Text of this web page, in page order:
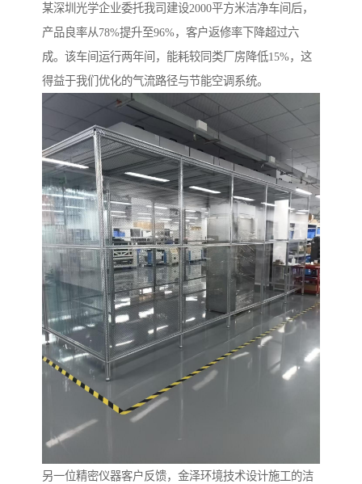
某深圳光学企业委托我司建设2000平方米洁净车间后，
产品良率从78%提升至96%，客户返修率下降超过六
成。该车间运行两年间，能耗较同类厂房降低15%，这
得益于我们优化的气流路径与节能空调系统。
另一位精密仪器客户反馈，金泽环境技术设计施工的洁